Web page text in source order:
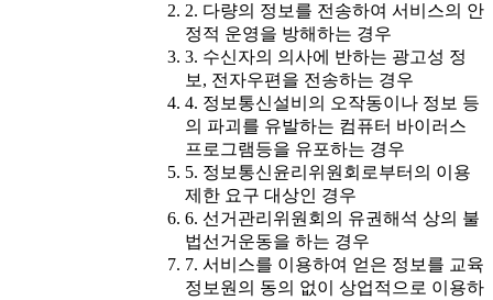
2. 다량의 정보를 전송하여 서비스의 안
정적 운영을 방해하는 경우
3. 수신자의 의사에 반하는 광고성 정
보, 전자우편을 전송하는 경우
4. 정보통신설비의 오작동이나 정보 등
의 파괴를 유발하는 컴퓨터 바이러스
프로그램등을 유포하는 경우
5. 정보통신윤리위원회로부터의 이용
제한 요구 대상인 경우
6. 선거관리위원회의 유권해석 상의 불
법선거운동을 하는 경우
7. 서비스를 이용하여 얻은 정보를 교육
정보원의 동의 없이 상업적으로 이용하